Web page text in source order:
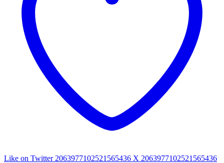
Like on Twitter 2063977102521565436 X 2063977102521565436